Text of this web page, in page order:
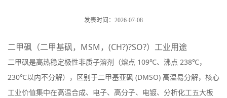
发表时间：2026-07-08
二甲砜（二甲基砜，MSM，(CH?)?SO?）工业用途
二甲砜是高热稳定极性非质子溶剂 （熔点 109℃、沸点 238℃，
230℃以内不分解），区别于二甲基亚砜 (DMSO) 高温易分解，核心
工业价值集中在高温合成、电子、高分子、电镀、分析化工五大板